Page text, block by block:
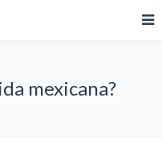
mexicana?